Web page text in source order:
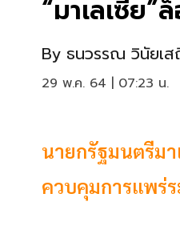
“มาเลเซีย
By ธนวรรณ วินัยเส
29 พ.ค. 64 | 07:23 น.
นายกรัฐมนตรีม
ควบคุมการแพร่